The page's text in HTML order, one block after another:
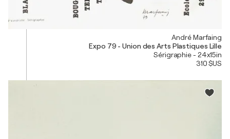
André Marfaing
Expo 79 - Union des Arts Plastiques Lille
Sérigraphie - 24x15in
310 $US